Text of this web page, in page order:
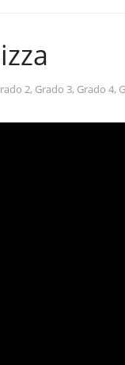
2, Grado 3, Grado 4,